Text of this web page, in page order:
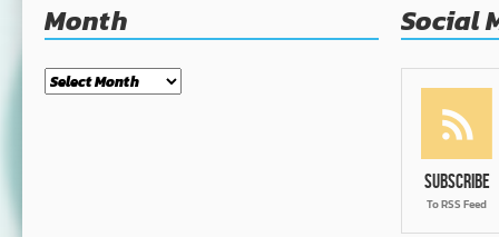
Month
Month
Social
Subscribe
To RSS Feed